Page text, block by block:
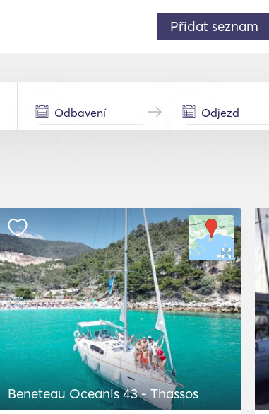
Přidat seznam
Beneteau Oceanis 43 - Thassos